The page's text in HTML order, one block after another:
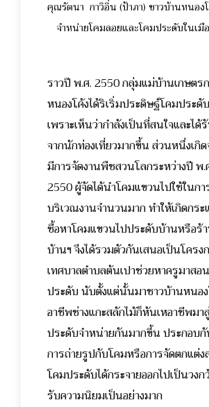
คุณรัตนา กาวิอิ่น (ป้าภา) ชาวบ้านหนอง
จำหน่ายโคมลอยและโคมประดับในเมื
ราวปี พ.ศ. 2550 กลุ่มแม่บ้านเกษตร
หนองโค้งได้ริเริ่มประดิษฐ์โคมประดั
เพราะเห็นว่ากำลังเป็นที่สนใจและไ
จากนักท่องเที่ยวมากขึ้น ส่วนหนึ่งเกิ
มีการจัดงานพืชสวนโลกระหว่างปี พ
2550 ผู้จัดได้นำโคมแขวนไปใช้ในก
บริเวณงานจำนวนมาก ทำให้เกิดกร
ซื้อหาโคมแขวนไปประดับบ้านหรือร้
บ้านฯ จึงได้รวมตัวกันเสนอเป็นโครง
เทศบาลตำบลต้นเปาช่วยหาครูมาสอ
ประดับ นับตั้งแต่นั้นมาชาวบ้านหนอ
อาชีพช่างแกะสลักไม้ก็หันเหอาชีพมา
ประดับจำหน่ายกันมากขึ้น ประกอบ
การถ่ายรูปกับโคมหรือการจัดตกแต่
โคมประดับได้กระจายออกไปเป็นวงก
รับความนิยมเป็นอย่างมาก